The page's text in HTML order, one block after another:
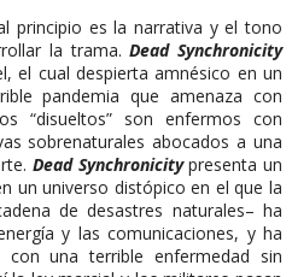
principio es la narrativa y el tono
la trama.Dead Synchronicity
el cual despierta amnésico en un
pandemia que amenaza con
“disueltos” son enfermos con
sobrenaturales abocados a una
Dead Synchronicitypresenta un
un universo distópico en el que la
de desastres naturales– ha
y las comunicaciones, y ha
una terrible enfermedad sin